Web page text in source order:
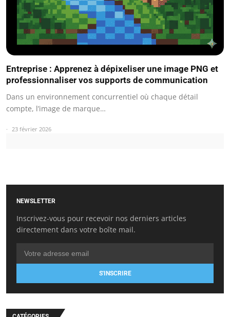
Entreprise : Apprenez à dépixeliser une image PNG et
professionnaliser vos supports de communication
Dans un environnement concurrentiel où chaque détail
compte, l’image de marque…
23 février 2026
NEWSLETTER
Inscrivez-vous pour recevoir nos derniers articles
directement dans votre boîte mail.
S'INSCRIRE